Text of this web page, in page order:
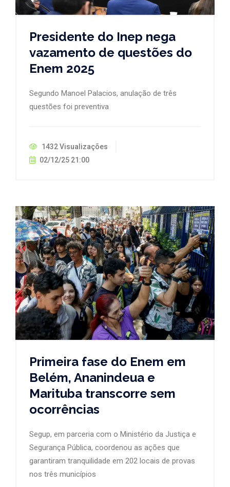
Presidente do Inep nega
vazamento de questões do
Enem 2025
Segundo Manoel Palacios, anulação de três
questões foi preventiva
1432 Visualizações
02/12/25 21:00
Primeira fase do Enem em
Belém, Ananindeua e
Marituba transcorre sem
ocorrências
Segup, em parceria com o Ministério da Justiça e
Segurança Pública, coordenou as ações que
garantiram tranquilidade em 202 locais de provas
nos três municípios